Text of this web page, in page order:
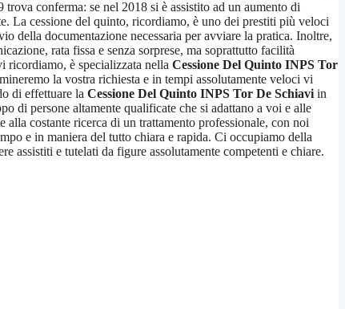
conferma: se nel 2018 si è assistito ad un aumento di
La cessione del quinto, ricordiamo, è uno dei prestiti più veloci
della documentazione necessaria per avviare la pratica. Inoltre,
rata fissa e senza sorprese, ma soprattutto facilità
ricordiamo, è specializzata nella Cessione Del Quinto INPS Tor
la vostra richiesta e in tempi assolutamente veloci vi
di effettuare la Cessione Del Quinto INPS Tor De Schiavi in
di persone altamente qualificate che si adattano a voi e alle
costante ricerca di un trattamento professionale, con noi
e in maniera del tutto chiara e rapida. Ci occupiamo della
assistiti e tutelati da figure assolutamente competenti e chiare.